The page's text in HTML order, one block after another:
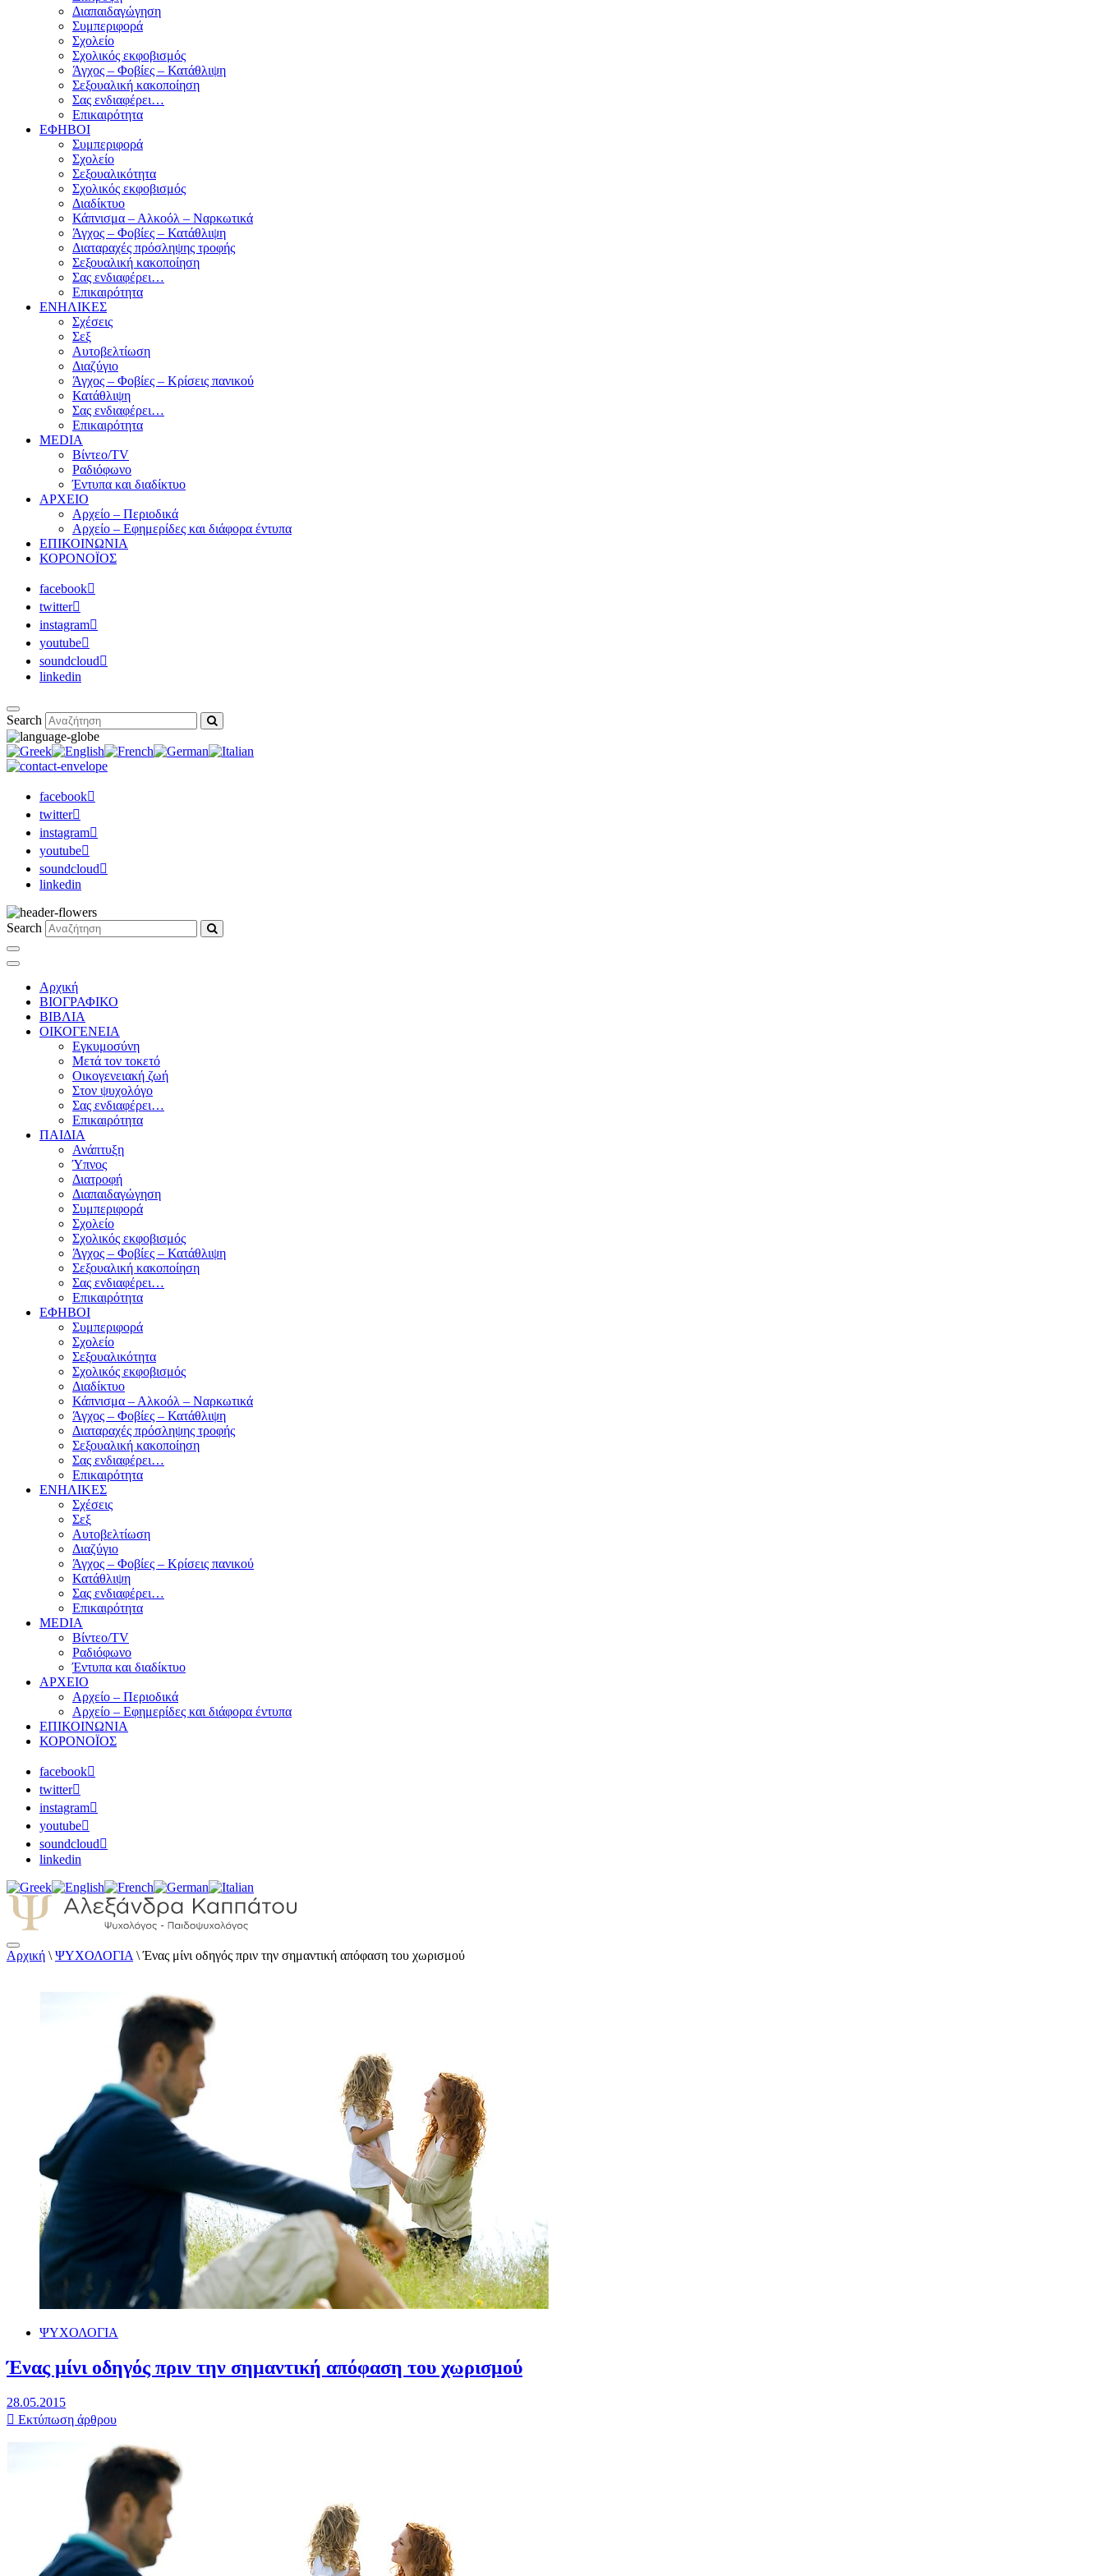
Διαπαιδαγώγηση
Συμπεριφορά
Σχολείο
Σχολικός εκφοβισμός
Άγχος – Φοβίες – Κατάθλιψη
Σεξουαλική κακοποίηση
Σας ενδιαφέρει…
Επικαιρότητα
ΕΦΗΒΟΙ
Συμπεριφορά
Σχολείο
Σεξουαλικότητα
Σχολικός εκφοβισμός
Διαδίκτυο
Κάπνισμα – Αλκοόλ – Ναρκωτικά
Άγχος – Φοβίες – Κατάθλιψη
Διαταραχές πρόσληψης τροφής
Σεξουαλική κακοποίηση
Σας ενδιαφέρει…
Επικαιρότητα
ΕΝΗΛΙΚΕΣ
Σχέσεις
Σεξ
Αυτοβελτίωση
Διαζύγιο
Άγχος – Φοβίες – Κρίσεις πανικού
Κατάθλιψη
Σας ενδιαφέρει…
Επικαιρότητα
MEDIA
Βίντεο/TV
Ραδιόφωνο
Έντυπα και διαδίκτυο
ΑΡΧΕΙΟ
Αρχείο – Περιοδικά
Αρχείο – Εφημερίδες και διάφορα έντυπα
ΕΠΙΚΟΙΝΩΝΙΑ
ΚΟΡΟΝΟΪΟΣ
facebook
twitter
instagram
youtube
soundcloud
linkedin
Search
facebook
twitter
instagram
youtube
soundcloud
linkedin
Search
Αρχική
ΒΙΟΓΡΑΦΙΚΟ
ΒΙΒΛΙΑ
ΟΙΚΟΓΕΝΕΙΑ
Εγκυμοσύνη
Μετά τον τοκετό
Οικογενειακή ζωή
Στον ψυχολόγο
Σας ενδιαφέρει…
Επικαιρότητα
ΠΑΙΔΙΑ
Ανάπτυξη
Ύπνος
Διατροφή
Διαπαιδαγώγηση
Συμπεριφορά
Σχολείο
Σχολικός εκφοβισμός
Άγχος – Φοβίες – Κατάθλιψη
Σεξουαλική κακοποίηση
Σας ενδιαφέρει…
Επικαιρότητα
ΕΦΗΒΟΙ
Συμπεριφορά
Σχολείο
Σεξουαλικότητα
Σχολικός εκφοβισμός
Διαδίκτυο
Κάπνισμα – Αλκοόλ – Ναρκωτικά
Άγχος – Φοβίες – Κατάθλιψη
Διαταραχές πρόσληψης τροφής
Σεξουαλική κακοποίηση
Σας ενδιαφέρει…
Επικαιρότητα
ΕΝΗΛΙΚΕΣ
Σχέσεις
Σεξ
Αυτοβελτίωση
Διαζύγιο
Άγχος – Φοβίες – Κρίσεις πανικού
Κατάθλιψη
Σας ενδιαφέρει…
Επικαιρότητα
MEDIA
Βίντεο/TV
Ραδιόφωνο
Έντυπα και διαδίκτυο
ΑΡΧΕΙΟ
Αρχείο – Περιοδικά
Αρχείο – Εφημερίδες και διάφορα έντυπα
ΕΠΙΚΟΙΝΩΝΙΑ
ΚΟΡΟΝΟΪΟΣ
facebook
twitter
instagram
youtube
soundcloud
linkedin
Αλεξάνδρα Καππάτου Ψυχολόγος – Παιδοψυχολόγος
Αρχική \ ΨΥΧΟΛΟΓΙΑ \Ένας μίνι οδηγός πριν την σημαντική απόφαση του χωρισμού
ΨΥΧΟΛΟΓΙΑ
Ένας μίνι οδηγός πριν την σημαντική απόφαση του χωρισμού
28.05.2015
Εκτύπωση άρθρου